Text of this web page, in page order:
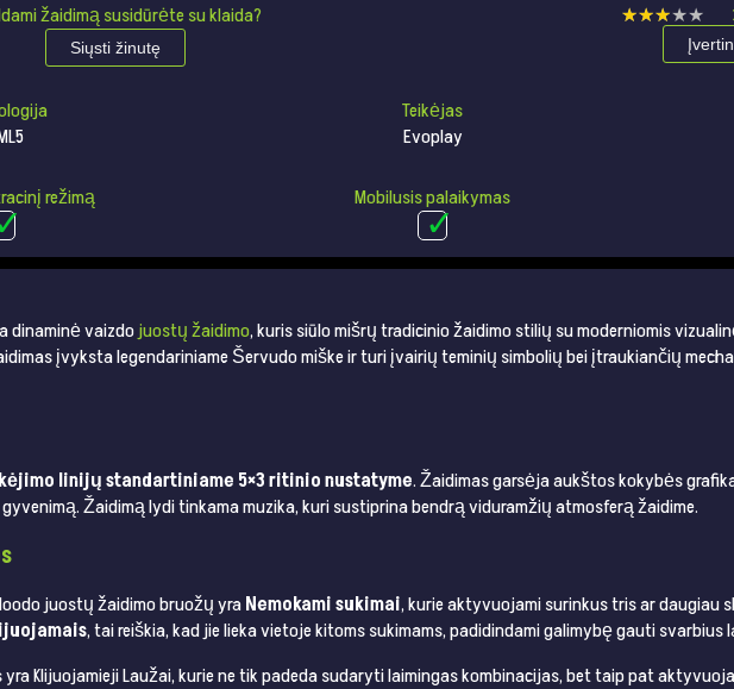
žaidimą susidūrėte su klaida?
Siųsti žinutę
★★★★★
★★★★★
Teikėjas
Evoplay
režimą Mobilusis palaikymas
dinaminė vaizdojuostų žaidimo, kuris siūlo mišrų tradicinio žaidimo stilių su moderniomis
įvyksta legendariniame Šervudo miške ir turi įvairių teminių simbolių bei įtraukiančių
linijų standartiniame 5×3 ritinio nustatyme. Žaidimas garsėja aukštos kokybės
Žaidimą lydi tinkama muzika, kuri sustiprina bendrą viduramžių atmosferą žaidime.
juostų žaidimo bruožų yraNemokami sukimai, kurie aktyvuojami surinkus tris ar daugiau
, tai reiškia, kad jie lieka vietoje kitoms sukimams, padidindami galimybę gauti svarbius
Klijuojamieji Laužai, kurie ne tik padeda sudaryti laimingas kombinacijas, bet taip pat